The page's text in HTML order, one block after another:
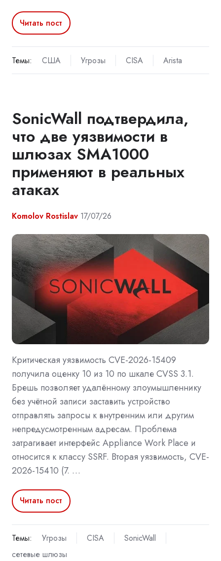
Читать пост
Темы: США Угрозы CISA Arista
SonicWall подтвердила,
что две уязвимости в
шлюзах SMA1000
применяют в реальных
атаках
Komolov Rostislav 17/07/26
Критическая уязвимость CVE-2026-15409
получила оценку 10 из 10 по шкале CVSS 3.1.
Брешь позволяет удалённому злоумышленнику
без учётной записи заставить устройство
отправлять запросы к внутренним или другим
непредусмотренным адресам. Проблема
затрагивает интерфейс Appliance Work Place и
относится к классу SSRF. Вторая уязвимость, CVE-
2026-15410 (7. …
Читать пост
Темы: Угрозы CISA
SonicWall
сетевые шлюзы